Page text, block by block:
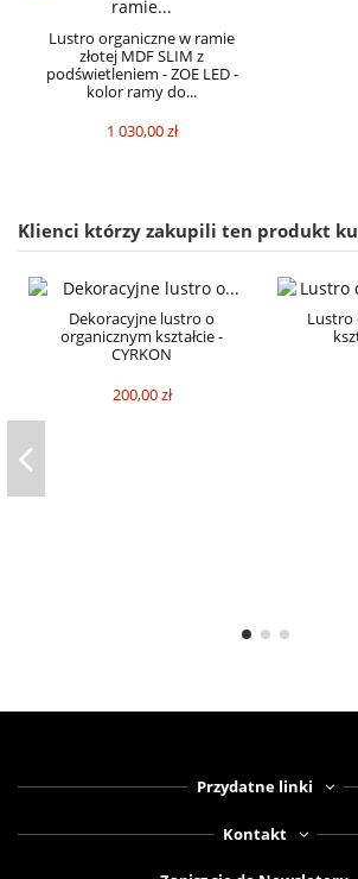
Lustro organiczne w ramie
złotej MDF SLIM z
podświetleniem - ZOE LED -
kolor ramy do...
1 030,00 zł
Klienci którzy zakupili ten produkt
Dekoracyjne lustro o
organicznym kształcie -
CYRKON
200,00 zł
Lustro
Przydatne linki
Kontakt